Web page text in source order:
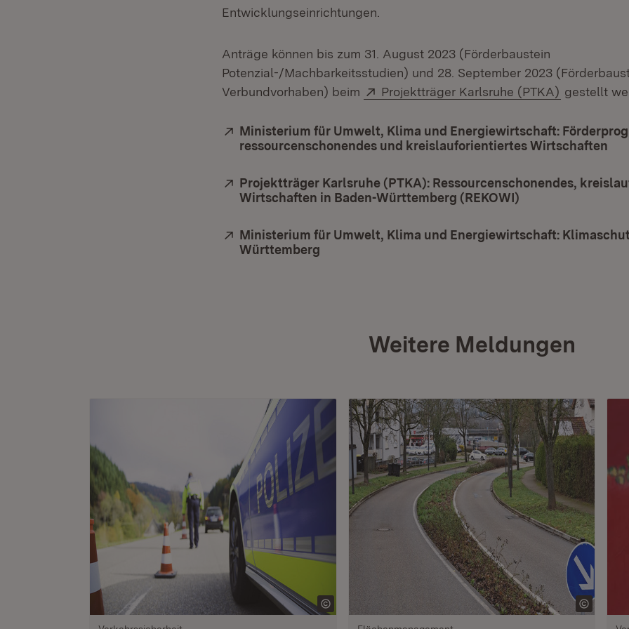
Entwicklungseinrichtungen.
Anträge können bis zum 31. August 2023 (Förderbaustein
Potenzial-/Machbarkeitsstudien) und 28. September 2023
Verbundvorhaben) beim
Extern:
Projektträger Karlsruhe (PTKA) (Öffnet in
gestellt
Extern:
Ministerium für Umwelt, Klima und Energiewirtschaft:
ressourcenschonendes und kreislauforientiertes Wirtschaften
Extern:
Projektträger Karlsruhe (PTKA): Ressourcenschonendes,
Wirtschaften in Baden-Württemberg (REKOWI)
Extern:
Ministerium für Umwelt, Klima und Energiewirtschaft:
Württemberg
Weitere Meldungen